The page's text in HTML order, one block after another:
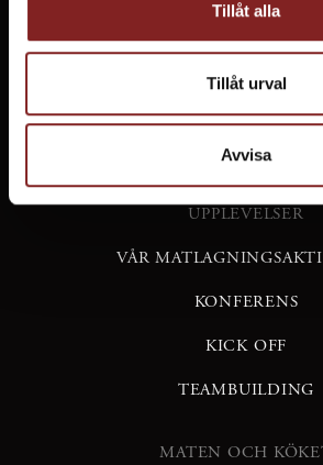
Tillåt alla
Tillåt urval
Avvisa
UPPLEVELSER
VÅR
KONFERENS
KICK OFF
TEAMBUILDING
MATEN OCH